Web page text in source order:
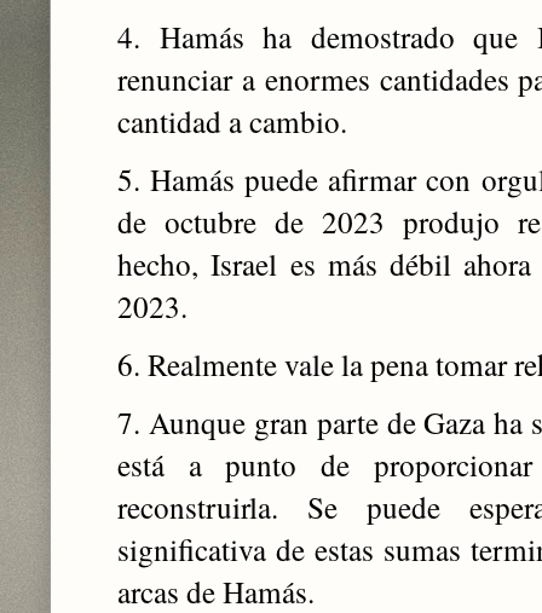
4. Hamás ha demostrado que
renunciar a enormes cantidades
cantidad a cambio.
5. Hamás puede afirmar con
de octubre de 2023 produjo
hecho, Israel es más débil
2023.
6. Realmente vale la pena tomar
7. Aunque gran parte de Gaza
está a punto de
reconstruirla. Se puede
significativa de estas sumas
arcas de Hamás.